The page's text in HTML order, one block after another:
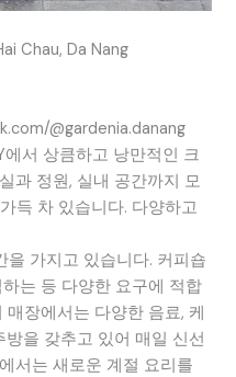
Chau, Da Nang
@gardenia.danang
에서 상큼하고 낭만적인 크
과 정원, 실내 공간까지 모
득 차 있습니다. 다양하고
을 가지고 있습니다. 커피숍
는 등 다양한 요구에 적합
장에서는 다양한 음료, 케
을 갖추고 있어 매일 신선
서는 새로운 계절 요리를